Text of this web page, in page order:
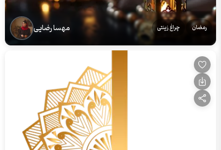
رمضان چراغ زینتی مهسا رضایی